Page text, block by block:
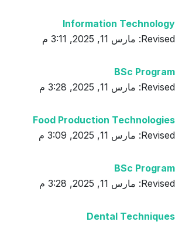
Information Technology
Revised: مارس 11, 2025, 3:11 م
BSc Program
Revised: مارس 11, 2025, 3:28 م
Food Production Technologies
Revised: مارس 11, 2025, 3:09 م
BSc Program
Revised: مارس 11, 2025, 3:28 م
Dental Techniques